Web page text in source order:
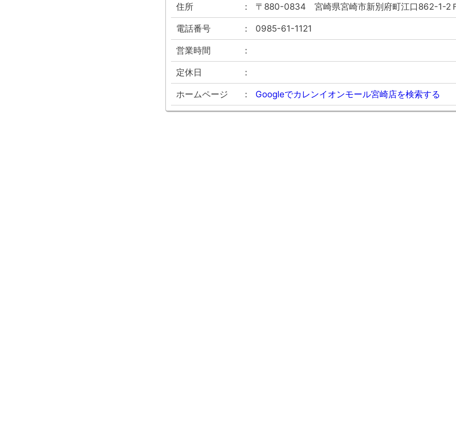
住所 〒880-0834 宮崎県宮崎市新別府町江口862-1-2
電話番号 0985-61-1121
営業時間
定休日
ホームページ Googleでカレンイオンモール宮崎店を検索する